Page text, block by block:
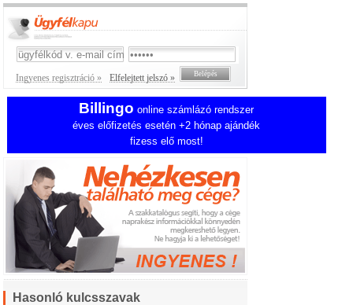
Ingyenes regisztráció » Elfelejtett jelszó »
Billingo online számlázó rendszer
éves előfizetés esetén +2 hónap ajándék
fizess elő most!
Hasonló kulcsszavak